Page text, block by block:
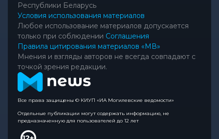
Республики Беларусь
Условия использования материалов
Любое использование материалов допускается
только при соблюдении Соглашения
Правила цитирования материалов «МВ»
Мнения и взгляды авторов не всегда совпадают с
точкой зрения редакции.
Все права защищены © КИУП «ИА Могилевские ведомости»
Отдельные публикации могут содержать информацию, не
предназначенную для пользователей до 12 лет